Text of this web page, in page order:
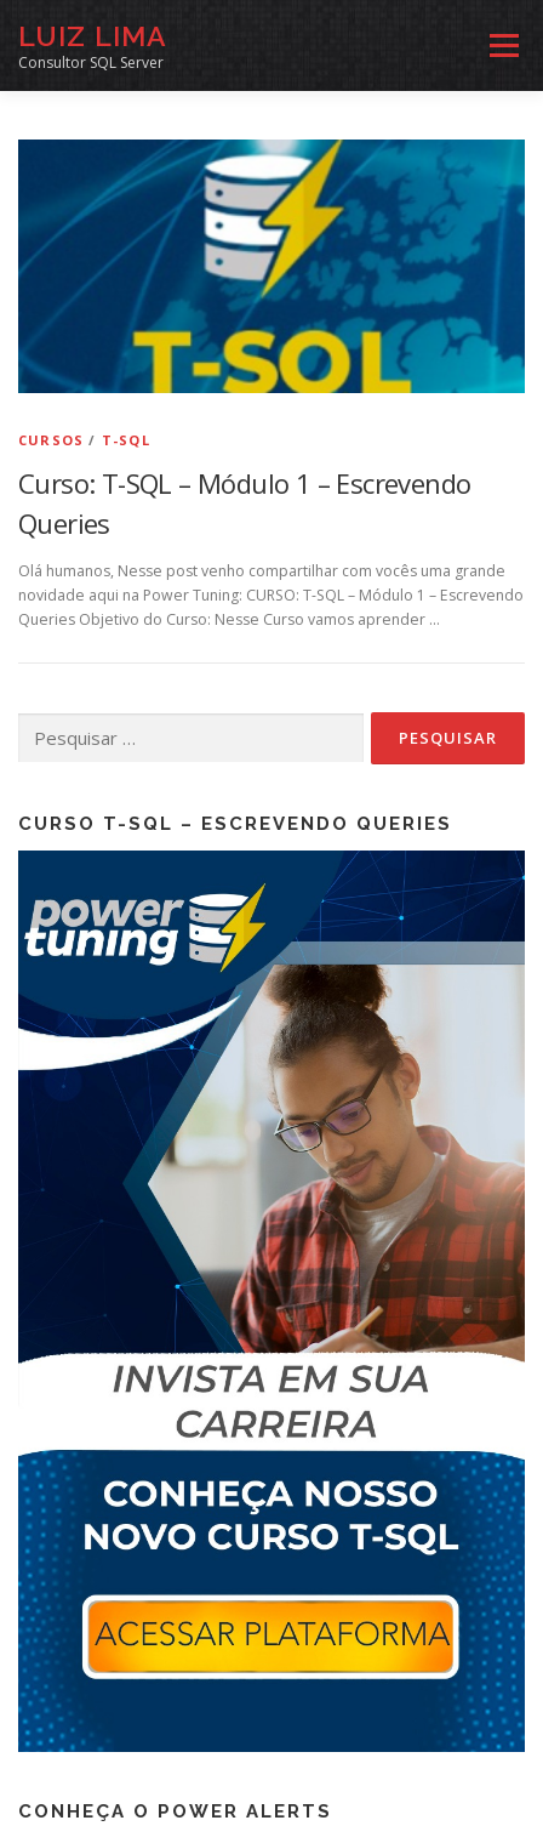
LUIZ LIMA
Consultor SQL Server
Menu
MENTORIA SQL CURSOS EXERCÍCIOS SQL
INÍCIO ARQUIVO LINKS COMUNIDADE
CONTATO
CURSOS / T-SQL
Curso: T-SQL – Módulo 1 – Escrevendo
Queries
Olá humanos, Nesse post venho compartilhar com vocês uma grande
novidade aqui na Power Tuning: CURSO: T-SQL – Módulo 1 – Escrevendo
Queries Objetivo do Curso: Nesse Curso vamos aprender …
por:
CURSO T-SQL – ESCREVENDO QUERIES
CONHEÇA O POWER ALERTS